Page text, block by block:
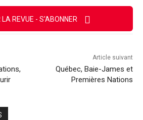
REVUE - S'ABONNER
Article suivant
Québec, Baie-James et
Premières Nations